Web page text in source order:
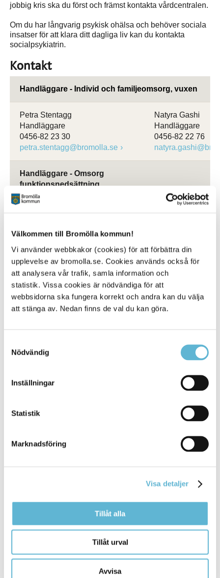
Välkommen till Bromölla kommun!
Vi använder webbkakor (cookies) för att förbättra din
upplevelse av bromolla.se. Cookies används också för
att analysera vår trafik, samla information och
statistik. Vissa cookies är nödvändiga för att
webbsidorna ska fungera korrekt och andra kan du välja
att stänga av. Nedan finns de val du kan göra.
Nödvändig
Inställningar
Statistik
Marknadsföring
Visa detaljer
Tillåt alla
Tillåt urval
Avvisa
jobbig kris ska du först och främst kontakta vårdcentralen.
Om du har långvarig psykisk ohälsa och behöver sociala
insatser för att klara ditt dagliga liv kan du kontakta
socialpsykiatrin.
Kontakt
Handläggare - Individ och familjeomsorg, vuxen
Petra Stentagg
Handläggare
0456-82 23 30
petra.stentagg@bromolla.se
Natyra Gashi
Handläggare
0456-82 22 76
Handläggare - Omsorg
funktionsnedsättning
0456-82 21 99
Enhetschef
Sara Falk
Kommunhuset, Storgatan 48
Postadress